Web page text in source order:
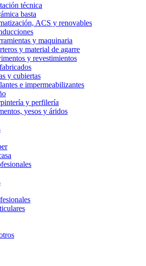
técnica
basta
ACS y renovables
y maquinaria
y material de agarre
y revestimientos
y cubiertas
e impermeabilizantes
y perfilería
yesos y áridos